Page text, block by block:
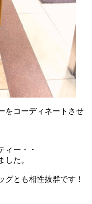
をコーディネートさせ
ィー・・
した。
グとも相性抜群です！